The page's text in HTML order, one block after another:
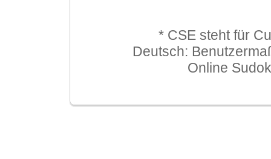
* CSE steht für
Deutsch:
Online